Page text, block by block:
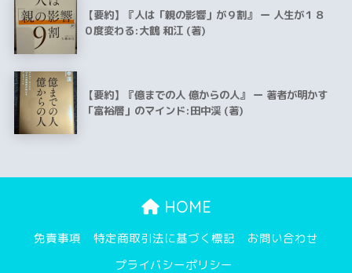
【要約】『人は「親の影響」が９割』 ー 人生が１８
０度変わる:大鶴 和江 (著)
【要約】『億までの人 億からの人』 ー 著者が明かす
「富裕層」のマインド:田中渓 (著)
HOME
免責事項 特定商取引法に基づく標記
お問い合わせ
プライバシーポリシー